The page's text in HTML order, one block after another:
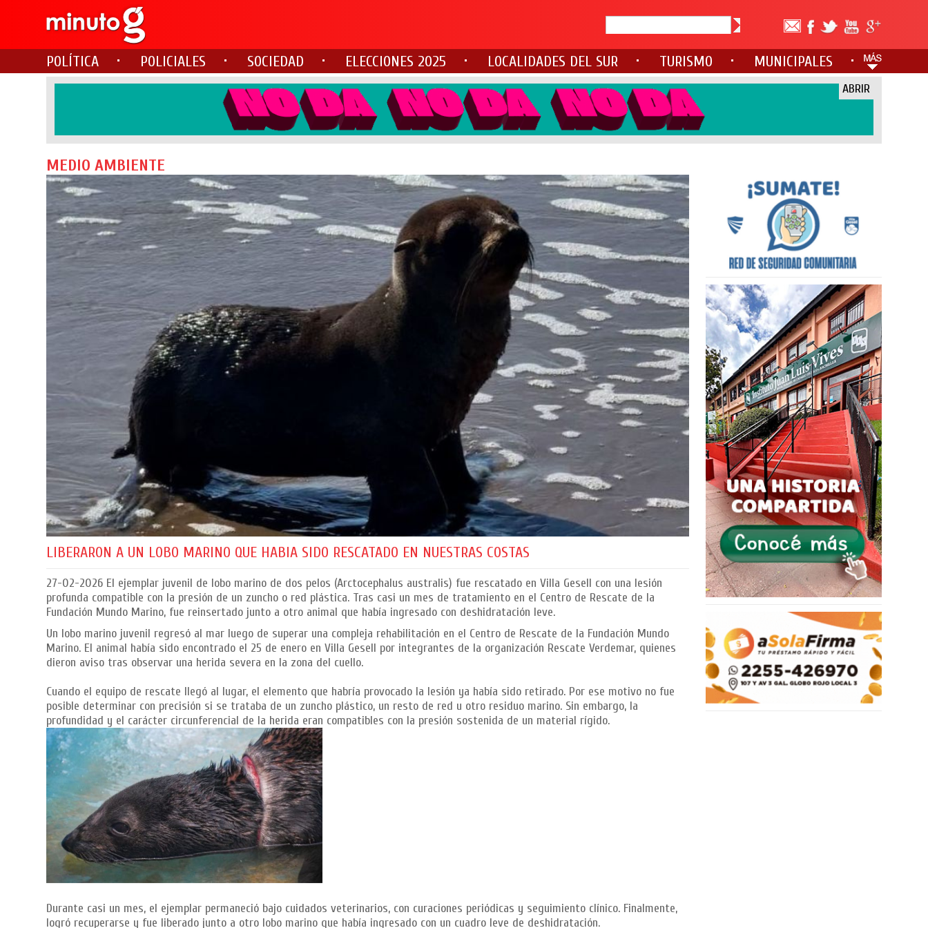
POLÍTICA POLICIALES SOCIEDAD ELECCIONES 2025 LOCALIDADES DEL SUR TURISMO MUNICIPALES
ABRIR
MEDIO AMBIENTE
LIBERARON A UN LOBO MARINO QUE HABIA SIDO RESCATADO EN NUESTRAS COSTAS
27-02-2026 El ejemplar juvenil de lobo marino de dos pelos (Arctocephalus australis) fue rescatado en Villa Gesell con una lesión
profunda compatible con la presión de un zuncho o red plástica. Tras casi un mes de tratamiento en el Centro de Rescate de la
Fundación Mundo Marino, fue reinsertado junto a otro animal que había ingresado con deshidratación leve.
Un lobo marino juvenil regresó al mar luego de superar una compleja rehabilitación en el Centro de Rescate de la Fundación Mundo
Marino. El animal había sido encontrado el 25 de enero en Villa Gesell por integrantes de la organización Rescate Verdemar, quienes
dieron aviso tras observar una herida severa en la zona del cuello.
Cuando el equipo de rescate llegó al lugar, el elemento que habría provocado la lesión ya había sido retirado. Por ese motivo no fue
posible determinar con precisión si se trataba de un zuncho plástico, un resto de red u otro residuo marino. Sin embargo, la
profundidad y el carácter circunferencial de la herida eran compatibles con la presión sostenida de un material rígido.
Durante casi un mes, el ejemplar permaneció bajo cuidados veterinarios, con curaciones periódicas y seguimiento clínico. Finalmente,
logró recuperarse y fue liberado junto a otro lobo marino que había ingresado con un cuadro leve de deshidratación.